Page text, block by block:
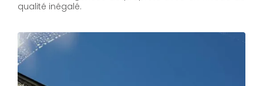
qualité inégalé.